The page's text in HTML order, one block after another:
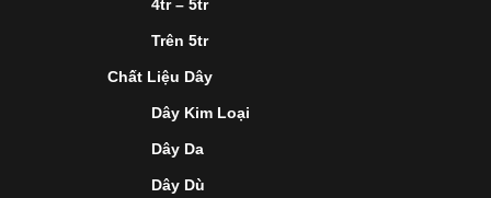
4tr – 5tr
Trên 5tr
Chất Liệu Dây
Dây Kim Loại
Dây Da
Dây Dù